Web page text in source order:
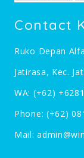
Contact
Ruko Depan
Jatirasa, Kec.
WA: (+62)
Phone: (+62)
Mail: